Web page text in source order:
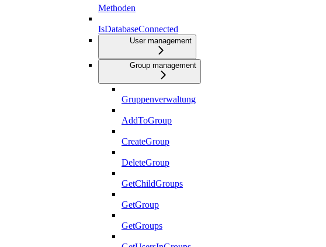
Methoden
IsDatabaseConnected
User management
Group management
Gruppenverwaltung
AddToGroup
CreateGroup
DeleteGroup
GetChildGroups
GetGroup
GetGroups